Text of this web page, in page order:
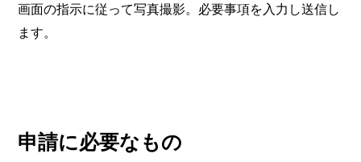
画面の指示に従って写真撮影。必要事項を入力し送信し
ます。
申請に必要なもの